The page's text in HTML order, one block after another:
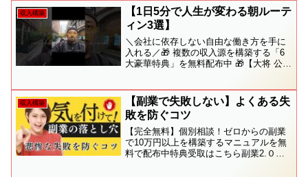
を...
収入構築
【1日5分で人生が変わる朝ルーテ
ィン3選】
＼会社に依存しない自由な働き方を手に
入れる／🎁 複数の収入源を構築する「6
大豪華特典」を無料配布中 🎁【大将 公式
／🎁 副収入を作るための 6大特典...
収入構築
【副業で失敗しない】よくある失
敗を防ぐコツ
【完全無料】個別相談！ゼロからの副業
で10万円以上を構築するマニュアルを無
料で配布中特典受取はこちら副業2.０で